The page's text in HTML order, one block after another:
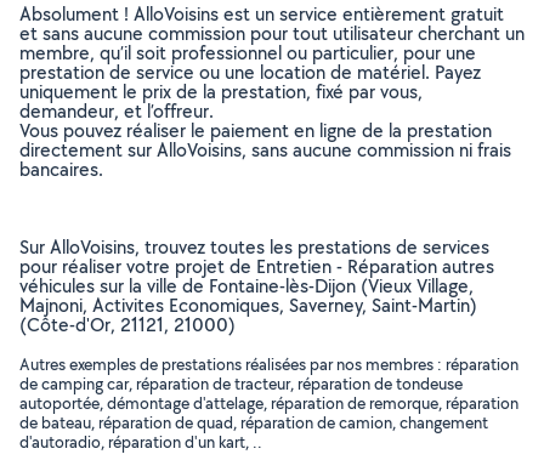
Absolument ! AlloVoisins est un service entièrement gratuit
et sans aucune commission pour tout utilisateur cherchant un
membre, qu’il soit professionnel ou particulier, pour une
prestation de service ou une location de matériel. Payez
uniquement le prix de la prestation, fixé par vous,
demandeur, et l’offreur.
Vous pouvez réaliser le paiement en ligne de la prestation
directement sur AlloVoisins, sans aucune commission ni frais
bancaires.
Sur AlloVoisins, trouvez toutes les prestations de services
pour réaliser votre projet de Entretien - Réparation autres
véhicules sur la ville de Fontaine-lès-Dijon (Vieux Village,
Majnoni, Activites Economiques, Saverney, Saint-Martin)
(Côte-d'Or, 21121, 21000)
Autres exemples de prestations réalisées par nos membres : réparation
de camping car, réparation de tracteur, réparation de tondeuse
autoportée, démontage d'attelage, réparation de remorque, réparation
de bateau, réparation de quad, réparation de camion, changement
d'autoradio, réparation d'un kart, ..